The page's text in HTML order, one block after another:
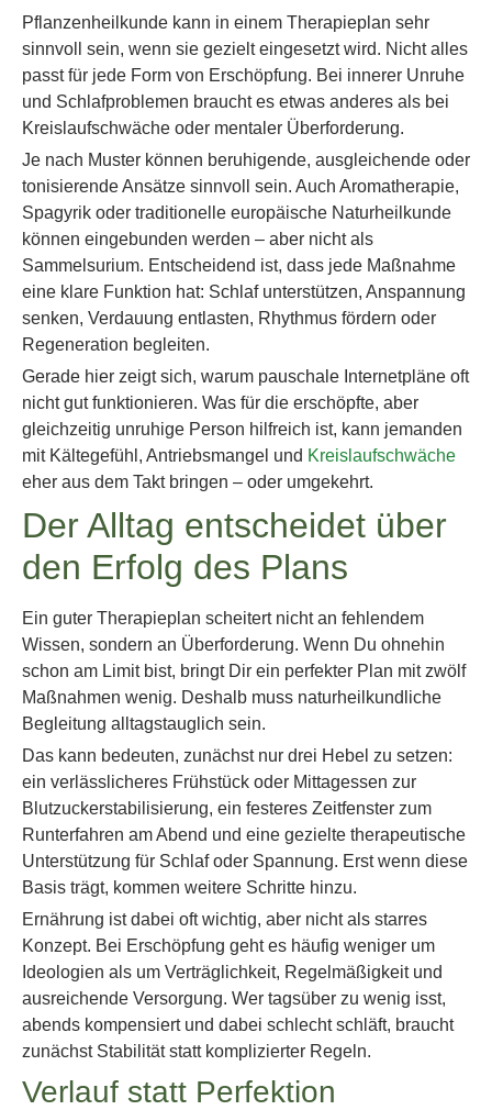
Pflanzenheilkunde kann in einem Therapieplan sehr
sinnvoll sein, wenn sie gezielt eingesetzt wird. Nicht alles
passt für jede Form von Erschöpfung. Bei innerer Unruhe
und Schlafproblemen braucht es etwas anderes als bei
Kreislaufschwäche oder mentaler Überforderung.
Je nach Muster können beruhigende, ausgleichende oder
tonisierende Ansätze sinnvoll sein. Auch Aromatherapie,
Spagyrik oder traditionelle europäische Naturheilkunde
können eingebunden werden – aber nicht als
Sammelsurium. Entscheidend ist, dass jede Maßnahme
eine klare Funktion hat: Schlaf unterstützen, Anspannung
senken, Verdauung entlasten, Rhythmus fördern oder
Regeneration begleiten.
Gerade hier zeigt sich, warum pauschale Internetpläne oft
nicht gut funktionieren. Was für die erschöpfte, aber
gleichzeitig unruhige Person hilfreich ist, kann jemanden
mit Kältegefühl, Antriebsmangel und Kreislaufschwäche
eher aus dem Takt bringen – oder umgekehrt.
Der Alltag entscheidet über
den Erfolg des Plans
Ein guter Therapieplan scheitert nicht an fehlendem
Wissen, sondern an Überforderung. Wenn Du ohnehin
schon am Limit bist, bringt Dir ein perfekter Plan mit zwölf
Maßnahmen wenig. Deshalb muss naturheilkundliche
Begleitung alltagstauglich sein.
Das kann bedeuten, zunächst nur drei Hebel zu setzen:
ein verlässlicheres Frühstück oder Mittagessen zur
Blutzuckerstabilisierung, ein festeres Zeitfenster zum
Runterfahren am Abend und eine gezielte therapeutische
Unterstützung für Schlaf oder Spannung. Erst wenn diese
Basis trägt, kommen weitere Schritte hinzu.
Ernährung ist dabei oft wichtig, aber nicht als starres
Konzept. Bei Erschöpfung geht es häufig weniger um
Ideologien als um Verträglichkeit, Regelmäßigkeit und
ausreichende Versorgung. Wer tagsüber zu wenig isst,
abends kompensiert und dabei schlecht schläft, braucht
zunächst Stabilität statt komplizierter Regeln.
Verlauf statt Perfektion